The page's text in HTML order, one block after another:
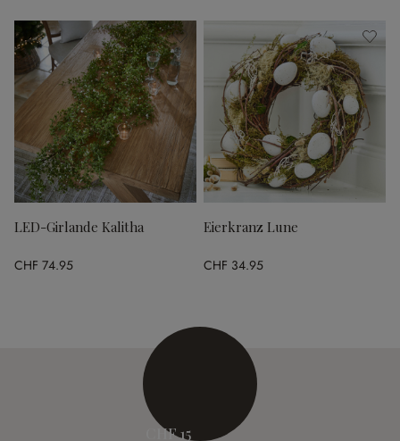
LED-Girlande Kalitha
CHF 74.95
Eierkranz Lune
CHF 34.95
CHF 15